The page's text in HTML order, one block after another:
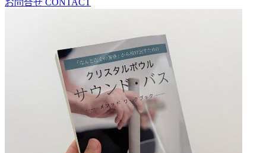
お問合せ CONTACT